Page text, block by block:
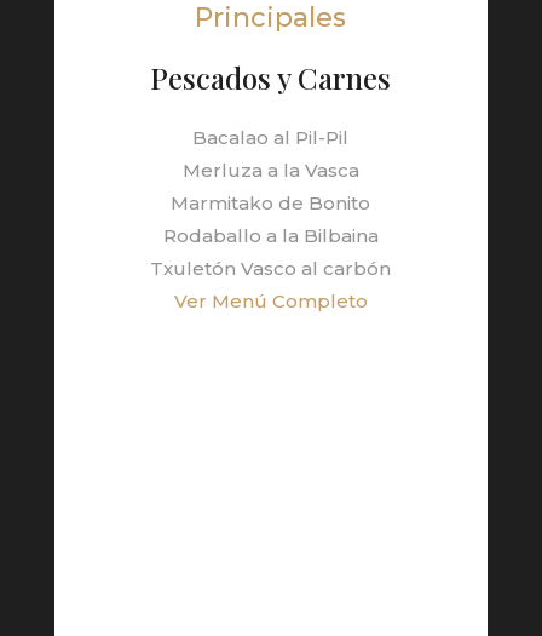
Principales
Pescados y Carnes
Bacalao al Pil-Pil
Merluza a la Vasca
Marmitako de Bonito
Rodaballo a la Bilbaina
Txuletón Vasco al carbón
Ver Menú Completo